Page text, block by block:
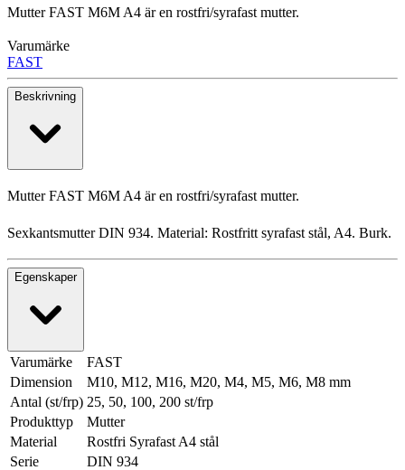
Mutter FAST M6M A4 är en rostfri/syrafast mutter.
Varumärke
FAST
Beskrivning
Mutter FAST M6M A4 är en rostfri/syrafast mutter.
Sexkantsmutter DIN 934. Material: Rostfritt syrafast stål, A4. Burk.
Egenskaper
Varumärke
FAST
Dimension
M10, M12, M16, M20, M4, M5, M6, M8 mm
Antal (st/frp) 25, 50, 100, 200 st/frp
Produkttyp
Mutter
Material
Rostfri Syrafast A4 stål
Serie
DIN 934